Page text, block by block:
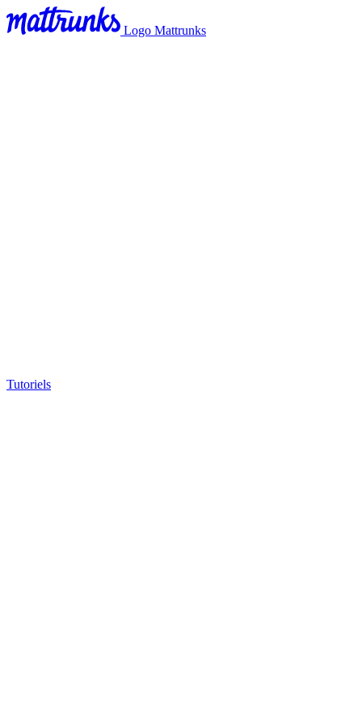
Logo Mattrunks
Tutoriels